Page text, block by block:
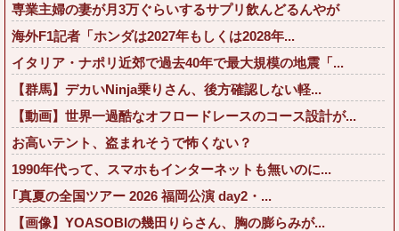
専業主婦の妻が月3万ぐらいするサプリ飲んどるんやが
海外F1記者「ホンダは2027年もしくは2028年...
イタリア・ナポリ近郊で過去40年で最大規模の地震「...
【群馬】デカいNinja乗りさん、後方確認しない軽...
【動画】世界一過酷なオフロードレースのコース設計が...
お高いテント、盗まれそうで怖くない？
1990年代って、スマホもインターネットも無いのに...
｢真夏の全国ツアー 2026 福岡公演 day2・...
【画像】YOASOBIの幾田りらさん、胸の膨らみが...